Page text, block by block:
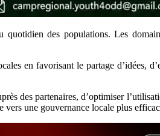
des populations. Les
en favorisant le partage d’idées,
des partenaires, d’optimiser
une gouvernance locale plus